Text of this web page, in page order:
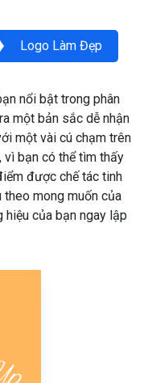
Logo Làm Đẹp
nổi bật trong phân
một bản sắc dễ nhận
một vài cú chạm trên
vì bạn có thể tìm thấy
được chế tác tinh
theo mong muốn của
của bạn ngay lập